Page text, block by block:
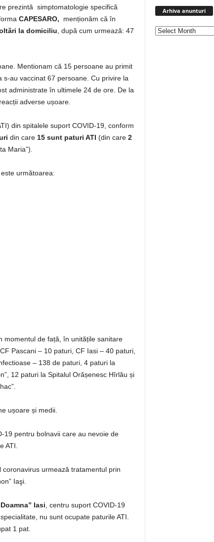
prezintă simptomatologie specifică
CAPESARO, menționăm că în
la domiciliu , după cum urmează: 47
Mentionam că 15 persoane au primit
au vaccinat 67 persoane. Cu privire la
administrate în ultimele 24 de ore. De la
adverse ușoare.
din spitalele suport COVID-19, conform
din care 15 sunt paturi ATI (din care 2
Maria”).
următoarea:
momentul de față, în unitățile sanitare
Pascani – 10 paturi, CF Iasi – 40 paturi,
– 138 de paturi, 4 paturi la
12 paturi la Spitalul Orășenesc Hîrlău și
ușoare și medii.
19 pentru bolnavii care au nevoie de
ATI.
urmează tratamentul prin
Iaşi.
Iasi , centru suport COVID-19
nu sunt ocupate paturile ATI.
1 pat.
Arhiva anunturi